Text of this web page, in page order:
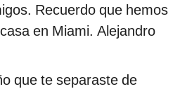
Recuerdo que hemos
en Miami. Alejandro
que te separaste de